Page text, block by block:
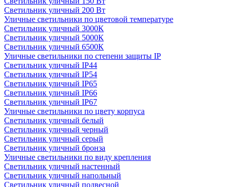
Светильник уличный 200 Вт
Уличные светильники по цветовой температуре
Cветильник уличный 3000К
Cветильник уличный 5000К
Cветильник уличный 6500К
Уличные светильники по степени защиты IP
Светильник уличный IP44
Светильник уличный IP54
Светильник уличный IP65
Светильник уличный IP66
Светильник уличный IP67
Уличные светильники по цвету корпуса
Светильник уличный белый
Светильник уличный черный
Светильник уличный серый
Светильник уличный бронза
Уличные светильники по виду крепления
Светильник уличный настенный
Светильник уличный напольный
Светильник уличный подвесной